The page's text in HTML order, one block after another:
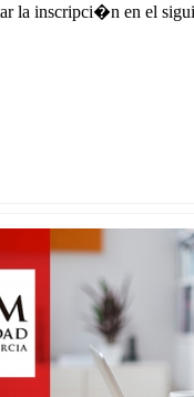
la inscripci�n en el